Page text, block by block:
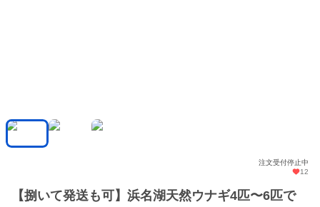
注文受付停止中
12
【捌いて発送も可】浜名湖天然ウナギ4匹〜6匹で